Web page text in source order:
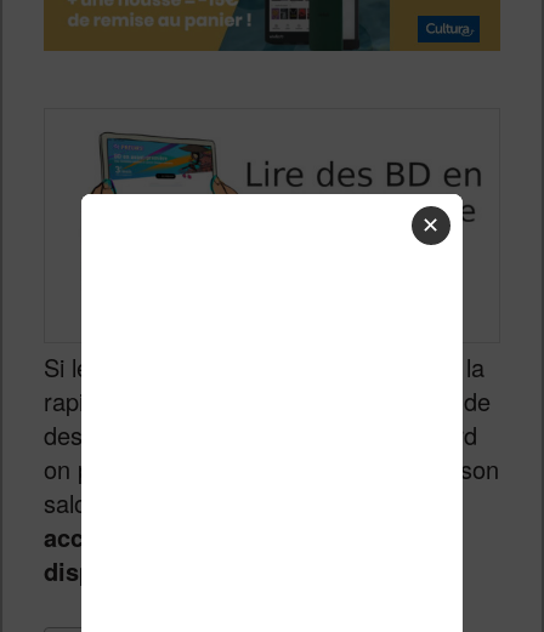
Si le numérique a bien une vertu, c’est la
rapidité. On achète un livre ou une bande
dessinées et quelques minutes plus tard
on peut commencer à lire sans quitter son
salon. Alors
accessible des titres avant leur
disponibilité en librairie
✕